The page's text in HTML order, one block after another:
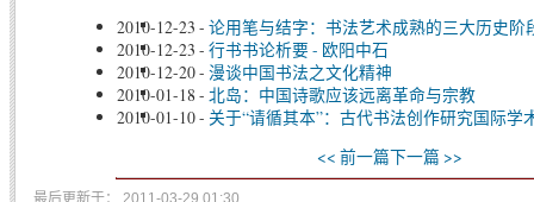
2010-12-23 - 论用笔与结字：书法艺术成熟的三大历史阶
2010-12-23 - 行书书论析要 - 欧阳中石
2010-12-20- 漫谈中国书法之文化精神
2010-01-18 - 北岛：中国诗歌应该远离革命与宗教
2010-01-10- 关于“请循其本”：古代书法创作研究国际学
<< 前一篇下一篇 >>
最后更新于： 2011-03-29 01:30